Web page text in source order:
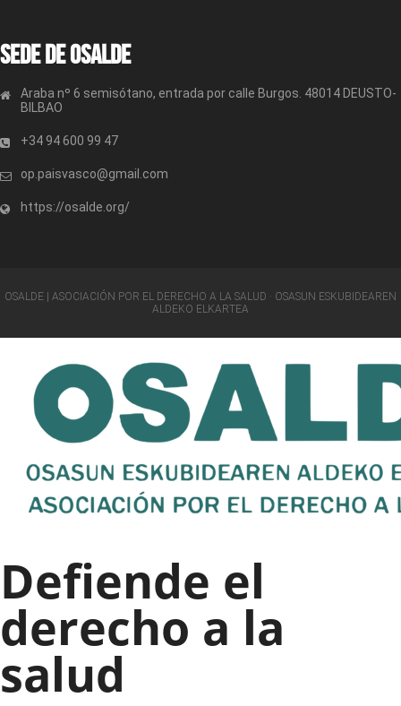
Sede de OSALDE
Araba nº 6 semisótano, entrada por calle Burgos. 48014 DEUSTO-
BILBAO
+34 94 600 99 47
op.paisvasco@gmail.com
https://osalde.org/
OSALDE | ASOCIACIÓN POR EL DERECHO A LA SALUD · OSASUN ESKUBIDEAREN
ALDEKO ELKARTEA
Defiende el
derecho a la
salud